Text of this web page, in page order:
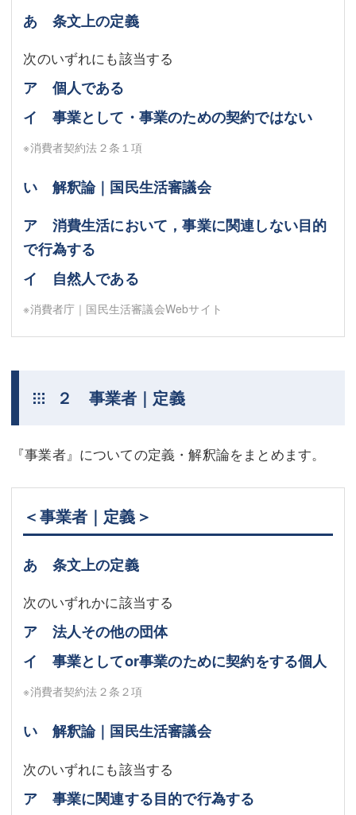
埼玉事務所 (さいたま市)
川口事務所（埼玉県川口市）
あ 条文上の定義
次のいずれにも該当する
ア 個人である
イ 事業として・事業のための契約ではない
※消費者契約法２条１項
い 解釈論｜国民生活審議会
ア 消費生活において，事業に関連しない目的
で行為する
イ 自然人である
※消費者庁｜国民生活審議会Webサイト
２ 事業者｜定義
『事業者』についての定義・解釈論をまとめます。
＜事業者｜定義＞
あ 条文上の定義
次のいずれかに該当する
ア 法人その他の団体
イ 事業としてor事業のために契約をする個人
※消費者契約法２条２項
い 解釈論｜国民生活審議会
次のいずれにも該当する
ア 事業に関連する目的で行為する